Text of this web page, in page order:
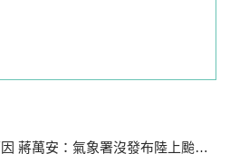
萬安：氣象署沒發布陸上颱風警報